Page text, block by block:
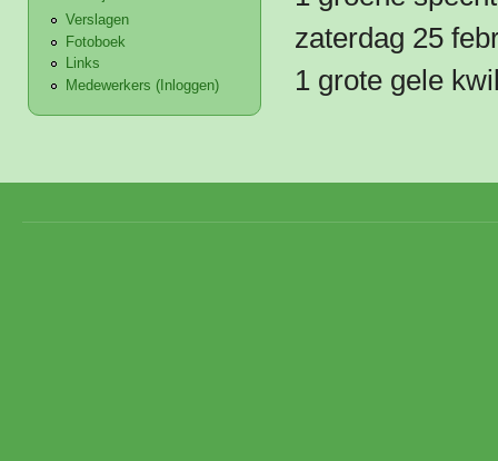
Verslagen
Fotoboek
Links
Medewerkers (Inloggen)
zaterdag 25
1 grote gele